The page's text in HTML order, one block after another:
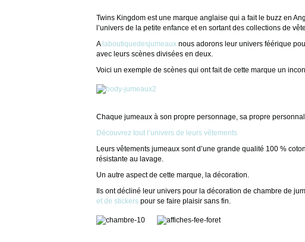
Twins Kingdom est une marque anglaise qui a fait le buzz en
l’univers de la petite enfance et en sortant des collections de
A laboutiquedesjumeaux nous adorons leur univers féérique
avec leurs scènes divisées en deux.
Voici un exemple de scènes qui ont fait de cette marque un
Chaque jumeaux à son propre personnage, sa propre
Découvrez tout l’univers de leurs vêtements
Leurs vêtements jumeaux sont d’une grande qualité 100 %
résistante au lavage.
Un autre aspect de cette marque, la décoration.
Ils ont décliné leur univers pour la décoration de chambre de
et de stickers pour se faire plaisir sans fin.